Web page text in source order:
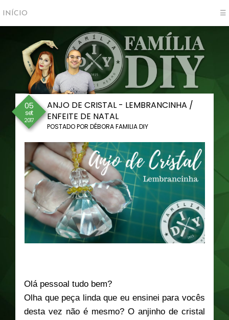
INÍCIO ☰
05
set
2017
ANJO DE CRISTAL - LEMBRANCINHA /
ENFEITE DE NATAL
POSTADO PORDÉBORA FAMILIA DIY
Olá pessoal tudo bem?
Olha que peça linda que eu ensinei para vocês
desta vez não é mesmo? O anjinho de cristal